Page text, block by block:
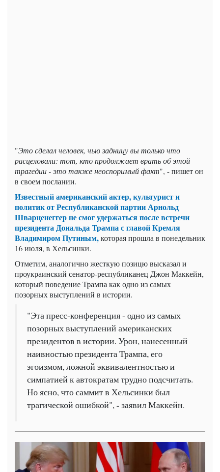
"Это сделал человек, чью задницу вы только что
расцеловали: тот, кто продолжает врать об этой
трагедии - это также неоспоримый факт", - пишет он
в своем послании.
Известный американский актер, культурист и
политик от Республиканской партии Арнольд
Шварценеггер не смог удержаться после встречи
президента Дональда Трампа с главой Кремля
Владимиром Путиным,которая прошла в понедельник
16 июля, в Хельсинки.
Отметим, аналогично жесткую позицю высказал и
проукраинский сенатор-республиканец Джон Маккейн,
который поведение Трампа как одно из самых
позорных выступлений в истории.
"Эта пресс-конференция - одно из самых
позорных выступлений американских
президентов в истории. Урон, нанесенный
наивностью президента Трампа, его
эгоизмом, ложной эквивалентностью и
симпатией к автократам трудно подсчитать.
Но ясно, что саммит в Хельсинки был
трагической ошибкой", - заявил Маккейн.